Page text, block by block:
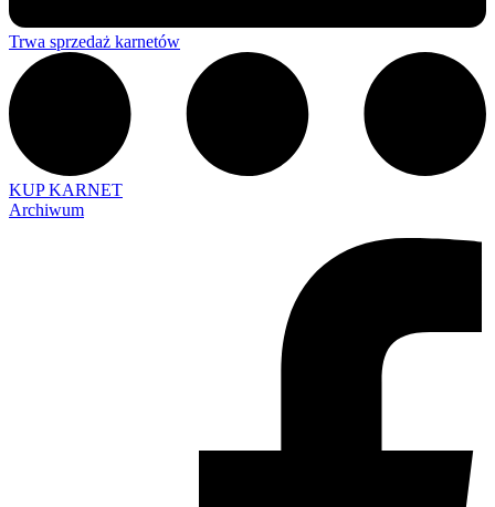
Trwa sprzedaż karnetów
KUP KARNET
Archiwum